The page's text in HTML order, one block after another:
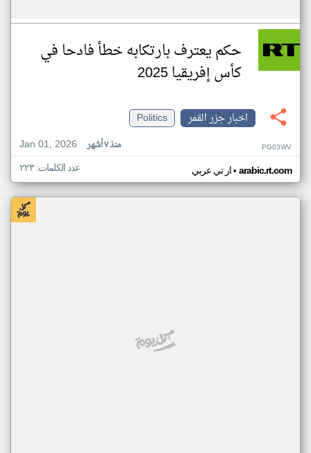
حكم يعترف بارتكابه خطأ فادحا في
كأس إفريقيا 2025
اخبار جزر القمر
Politics
Jan 01, 2026
منذ ٧ أشهر PG03WV
ار تي عربي• arabic.rt.com عدد الكلمات: ٢٢٣